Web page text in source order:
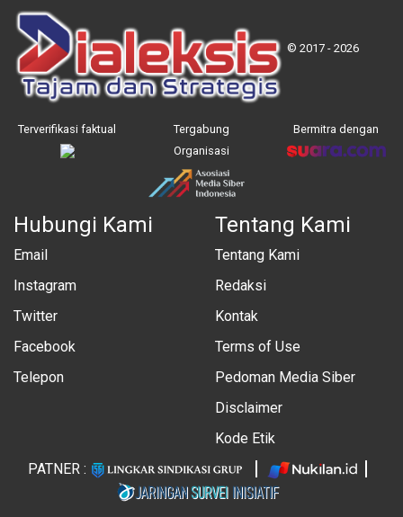
© 2017 - 2026
Terverifikasi faktual
Tergabung
Organisasi
Bermitra dengan
Hubungi Kami
Email
Instagram
Twitter
Facebook
Telepon
Tentang Kami
Tentang Kami
Redaksi
Kontak
Terms of Use
Pedoman Media Siber
Disclaimer
Kode Etik
PATNER :